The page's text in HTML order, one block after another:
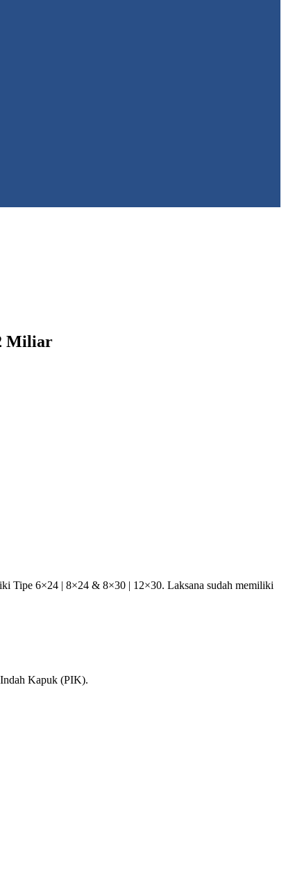
Miliar
Tipe 6×24 | 8×24 & 8×30 | 12×30. Laksana sudah memiliki
Kapuk (PIK).